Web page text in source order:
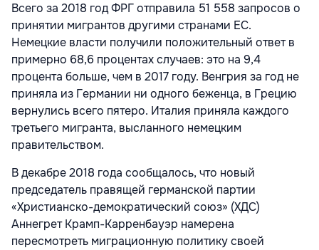
Всего за 2018 год ФРГ отправила 51 558 запросов о
принятии мигрантов другими странами ЕС.
Немецкие власти получили положительный ответ в
примерно 68,6 процентах случаев: это на 9,4
процента больше, чем в 2017 году. Венгрия за год не
приняла из Германии ни одного беженца, в Грецию
вернулись всего пятеро. Италия приняла каждого
третьего мигранта, высланного немецким
правительством.
В декабре 2018 года сообщалось, что новый
председатель правящей германской партии
«Христианско-демократический союз» (ХДС)
Аннегрет Крамп-Карренбауэр намерена
пересмотреть миграционную политику своей